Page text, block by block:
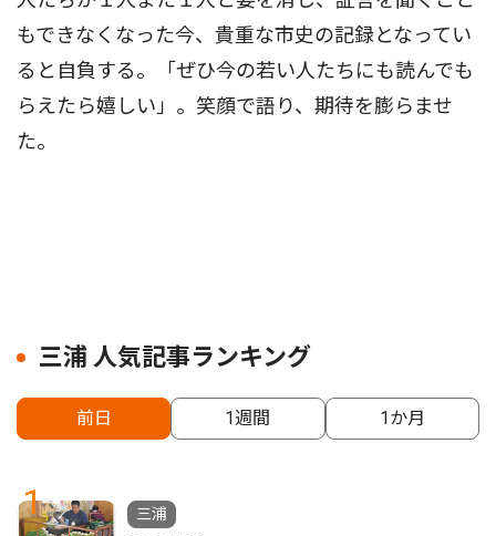
もできなくなった今、貴重な市史の記録となってい
ると自負する。「ぜひ今の若い人たちにも読んでも
らえたら嬉しい」。笑顔で語り、期待を膨らませ
た。
三浦 人気記事ランキング
前日 1週間 1か月
1
三浦